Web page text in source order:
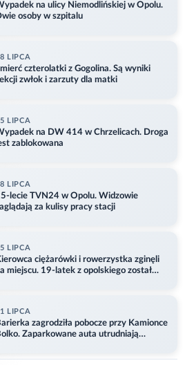
na ulicy Niemodlińskiej w Opolu.
osoby w szpitalu
LIPCA
czterolatki z Gogolina. Są wyniki
zwłok i zarzuty dla matki
LIPCA
na DW 414 w Chrzelicach. Droga
zablokowana
LIPCA
lecie TVN24 w Opolu. Widzowie
za kulisy pracy stacji
LIPCA
ciężarówki i rowerzystka zginęli
miejscu. 19-latek z opolskiego został
LIPCA
zagrodziła pobocze przy Kamionce
Zaparkowane auta utrudniają